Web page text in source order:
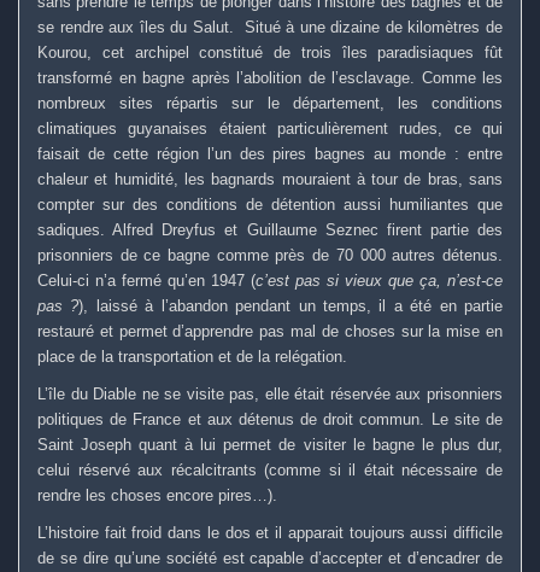
se rendre aux îles du Salut. Situé à une dizaine de kilomètres de
Kourou, cet archipel constitué de trois îles paradisiaques fût
transformé en bagne après l’abolition de l’esclavage. Comme les
nombreux sites répartis sur le département, les conditions
climatiques guyanaises étaient particulièrement rudes, ce qui
faisait de cette région l’un des pires bagnes au monde : entre
chaleur et humidité, les bagnards mouraient à tour de bras, sans
compter sur des conditions de détention aussi humiliantes que
sadiques. Alfred Dreyfus et Guillaume Seznec firent partie des
prisonniers de ce bagne comme près de 70 000 autres détenus.
Celui-ci n’a fermé qu’en 1947 (c’est pas si vieux que ça, n’est-ce
pas ?), laissé à l’abandon pendant un temps, il a été en partie
restauré et permet d’apprendre pas mal de choses sur la mise en
place de la transportation et de la relégation.
L’île du Diable ne se visite pas, elle était réservée aux prisonniers
politiques de France et aux détenus de droit commun. Le site de
Saint Joseph quant à lui permet de visiter le bagne le plus dur,
celui réservé aux récalcitrants (comme si il était nécessaire de
rendre les choses encore pires…).
L’histoire fait froid dans le dos et il apparait toujours aussi difficile
de se dire qu’une société est capable d’accepter et d’encadrer de